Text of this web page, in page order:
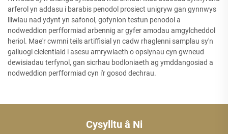
arferol yn addasu i barabis penodol prosiect unigryw gan gynnwys
lliwiau nad ydynt yn safonol, gofynion testun penodol a
nodweddion perfformiad arbennig ar gyfer amodau amgylcheddol
heriol. Mae'r cwmni teils artiffisial yn cadw rhaglenni samplau sy'n
galluogi cleientiaid i asesu amrywiaeth o opsiynau cyn gwneud
dewisiadau terfynol, gan sicrhau bodloniaeth ag ymddangosiad a
nodweddion perfformiad cyn i'r gosod dechrau.
Cysylltu â Ni